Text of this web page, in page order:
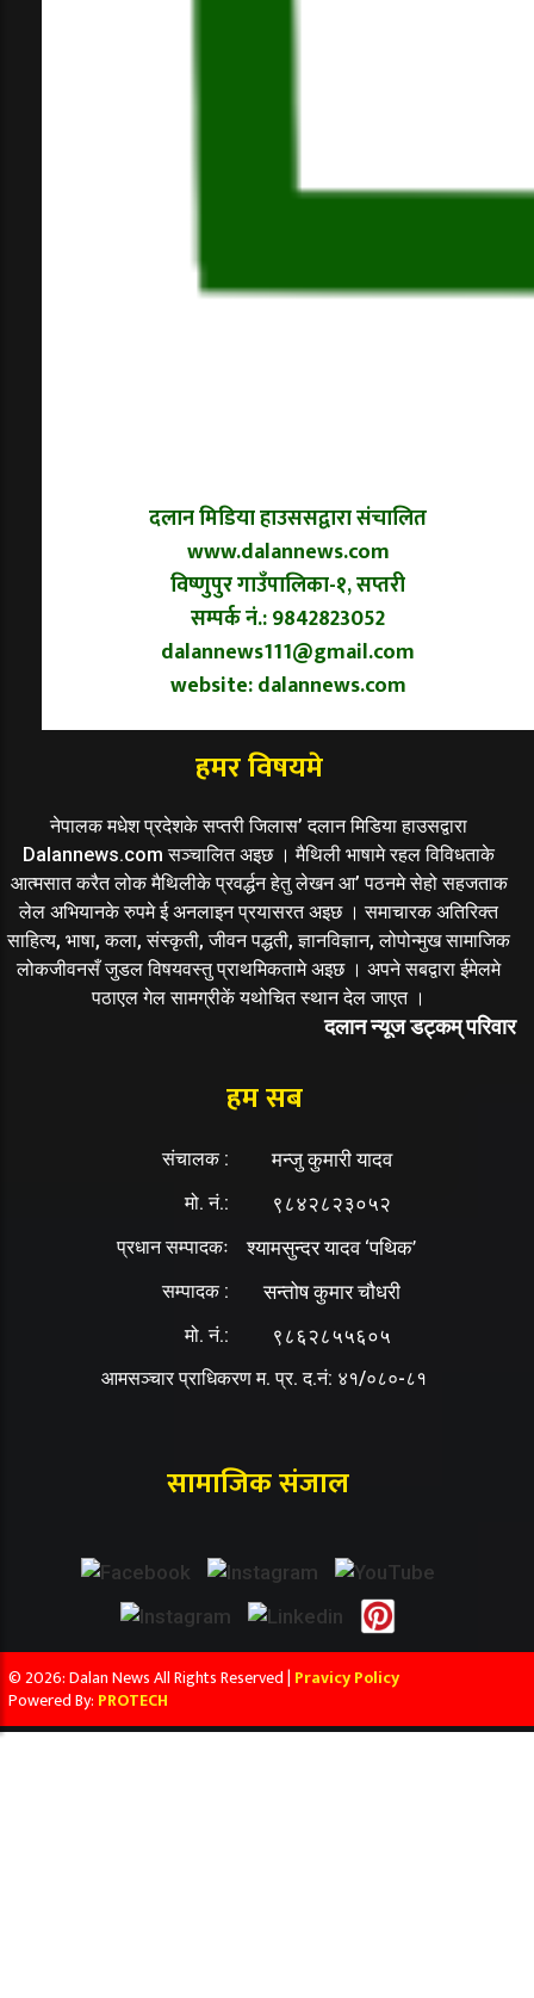
दलान मिडिया हाउससद्वारा संचालित
www.dalannews.com
विष्णुपुर गाउँपालिका-१, सप्तरी
सम्पर्क नं.: 9842823052
dalannews111@gmail.com
website: dalannews.com
हमर विषयमे
नेपालक मधेश प्रदेशके सप्तरी जिलास’ दलान मिडिया हाउसद्वारा
Dalannews.com सञ्चालित अइछ । मैथिली भाषामे रहल विविधताके
आत्मसात करैत लोक मैथिलीके प्रवर्द्धन हेतु लेखन आ’ पठनमे सेहो सहजताक
लेल अभियानके रुपमे ई अनलाइन प्रयासरत अइछ । समाचारक अतिरिक्त
साहित्य, भाषा, कला, संस्कृती, जीवन पद्धती, ज्ञानविज्ञान, लोपोन्मुख सामाजिक
लोकजीवनसँ जुडल विषयवस्तु प्राथमिकतामे अइछ । अपने सबद्वारा ईमेलमे
पठाएल गेल सामग्रीकें यथोचित स्थान देल जाएत ।
दलान न्यूज डट्कम् परिवार
हम सब
संचालक : मन्जु कुमारी यादव
मो. नं.: ९८४२८२३०५२
प्रधान सम्पादकः श्यामसुन्दर यादव ‘पथिक’
सम्पादक : सन्तोष कुमार चौधरी
मो. नं.: ९८६२८५५६०५
आमसञ्चार प्राधिकरण म. प्र. द.नं: ४१/०८०-८१
सामाजिक संजाल
© 2026: Dalan News All Rights Reserved | Pravicy Policy
Powered By: PROTECH